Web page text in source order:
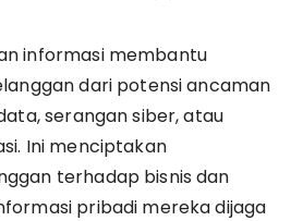
informasi membantu
dari potensi ancaman
serangan siber, atau
Ini menciptakan
terhadap bisnis dan
pribadi mereka dijaga